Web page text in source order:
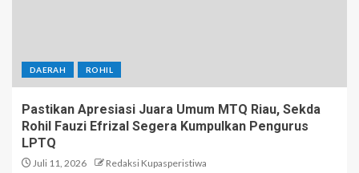
DAERAH ROHIL
Pastikan Apresiasi Juara Umum MTQ Riau, Sekda
Rohil Fauzi Efrizal Segera Kumpulkan Pengurus
LPTQ
Juli 11, 2026 Redaksi Kupasperistiwa